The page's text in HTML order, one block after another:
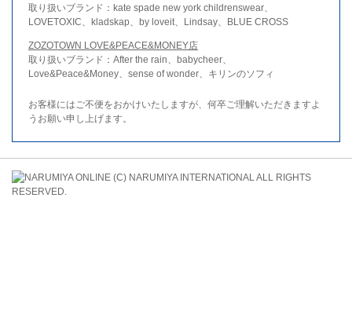
取り扱いブランド：kate spade new york childrenswear、
LOVETOXIC、kladskap、by loveit、Lindsay、BLUE CROSS
ZOZOTOWN LOVE&PEACE&MONEY店
取り扱いブランド：After the rain、babycheer、
Love&Peace&Money、sense of wonder、キリンのソフィ
お客様にはご不便をおかけいたしますが、何卒ご理解いただきますよ
うお願い申し上げます。